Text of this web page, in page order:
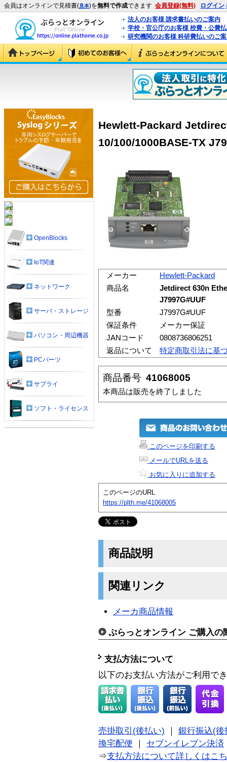
会員はオンラインで見積書(見本)を無料で作成できます 会員登録(無料) ログイン
法人のお客様 請求書払いのご案内
学校・官公庁のお客様 校費・公費
研究機関のお客様 科研費払いのご
Hewlett-Packard
10/100/1000BASE-TX
メーカー
Hewlett-Packard
商品名
Jetdirect 630n
J7997G#UUF
型番
J7997G#UUF
保証条件
メーカー保証
JANコード
0808736806251
返品について
特定商取引法に基
商品番号 41068005
本商品は販売を終了しました
このページを印刷する
メールでURLを送る
お気に入りに追加する
このページのURL
https://plth.me/41068005
商品説明
関連リンク
メーカ商品情報
ぷらっとオンライン ご購入の
支払方法について
以下のお支払い方法がご利用で
売掛取引(後払い)
銀行振込(後
換宅配便
セブンイレブン決済
⇒支払方法について詳しくはこ
OpenBlocks
IoT関連
ネットワーク
サーバ・ストレージ
パソコン・周辺機器
PCパーツ
サプライ
ソフト・ライセンス